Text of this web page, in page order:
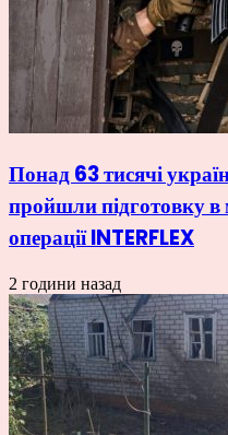
Понад 63 тисячі
пройшли підготовку в
операції INTERFLEX
2 години назад